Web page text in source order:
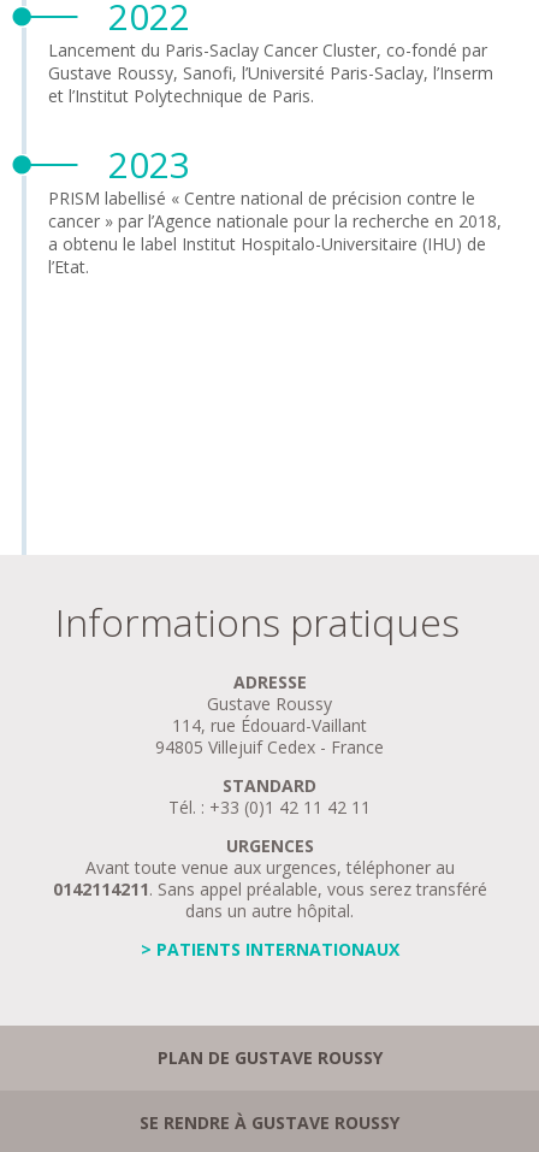
2022
Lancement du Paris-Saclay Cancer Cluster, co-fondé par
Gustave Roussy, Sanofi, l’Université Paris-Saclay, l’Inserm
et l’Institut Polytechnique de Paris.
2023
PRISM labellisé « Centre national de précision contre le
cancer » par l’Agence nationale pour la recherche en 2018,
a obtenu le label Institut Hospitalo-Universitaire (IHU) de
l’Etat.
Informations pratiques
ADRESSE
Gustave Roussy
114, rue Édouard-Vaillant
94805 Villejuif Cedex - France
STANDARD
Tél. : +33 (0)1 42 11 42 11
URGENCES
Avant toute venue aux urgences, téléphoner au
0142114211. Sans appel préalable, vous serez transféré
dans un autre hôpital.
> PATIENTS INTERNATIONAUX
PLAN DE GUSTAVE ROUSSY
SE RENDRE À GUSTAVE ROUSSY